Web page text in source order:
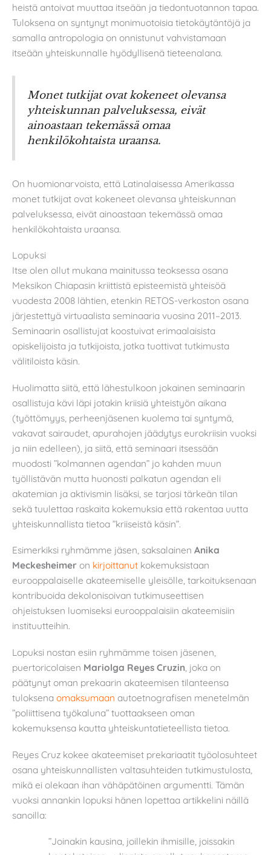
heistä antoivat muuttaa itseään ja tiedontuotannon tapaa.
Tuloksena on syntynyt monimuotoisia tietokäytäntöjä ja
samalla antropologia on onnistunut vahvistamaan
itseään yhteiskunnalle hyödyllisenä tieteenalana.
Monet tutkijat ovat kokeneet olevansa
yhteiskunnan palveluksessa, eivät
ainoastaan tekemässä omaa
henkilökohtaista uraansa.
On huomionarvoista, että Latinalaisessa Amerikassa
monet tutkijat ovat kokeneet olevansa yhteiskunnan
palveluksessa, eivät ainoastaan tekemässä omaa
henkilökohtaista uraansa.
Lopuksi
Itse olen ollut mukana mainitussa teoksessa osana
Meksikon Chiapasin kriittistä episteemistä yhteisöä
vuodesta 2008 lähtien, etenkin RETOS-verkoston osana
järjestettyä virtuaalista seminaaria vuosina 2011–2013.
Seminaarin osallistujat koostuivat erimaalaisista
opiskelijoista ja tutkijoista, jotka tuottivat tutkimusta
välitiloista käsin.
Huolimatta siitä, että lähestulkoon jokainen seminaarin
osallistuja kävi läpi jotakin kriisiä yhteistyön aikana
(työttömyys, perheenjäsenen kuolema tai syntymä,
vakavat sairaudet, apurahojen jäädytys eurokriisin vuoksi
ja niin edelleen), ja siitä, että seminaari itsessään
muodosti ”kolmannen agendan” jo kahden muun
työllistävän mutta huonosti palkatun agendan eli
akatemian ja aktivismin lisäksi, se tarjosi tärkeän tilan
sekä tuulettaa raskaita kokemuksia että rakentaa uutta
yhteiskunnallista tietoa ”kriiseistä käsin”.
Esimerkiksi ryhmämme jäsen, saksalainen Anika
Meckesheimer on kirjoittanut kokemuksistaan
eurooppalaiselle akateemiselle yleisölle, tarkoituksenaan
kontribuoida dekolonisoivan tutkimuseettisen
ohjeistuksen luomiseksi eurooppalaisiin akateemisiin
instituutteihin.
Lopuksi nostan esiin ryhmämme toisen jäsenen,
puertoricolaisen Mariolga Reyes Cruzin, joka on
päätynyt oman prekaarin akateemisen tilanteensa
tuloksena omaksumaan autoetnografisen menetelmän
”poliittisena työkaluna” tuottaakseen oman
kokemuksensa kautta yhteiskuntatieteellista tietoa.
Reyes Cruz kokee akateemiset prekariaatit työolosuhteet
osana yhteiskunnallisten valtasuhteiden tutkimustulosta,
mikä ei olekaan ihan vähäpätöinen argumentti. Tämän
vuoksi annankin lopuksi hänen lopettaa artikkelini näillä
sanoilla:
”Joinakin kausina, joillekin ihmisille, joissakin